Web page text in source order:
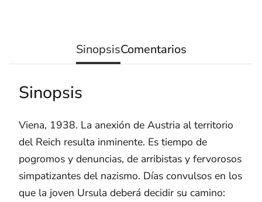
SinopsisComentarios
Sinopsis
Viena, 1938. La anexión de Austria al territorio
del Reich resulta inminente. Es tiempo de
pogromos y denuncias, de arribistas y fervorosos
simpatizantes del nazismo. Días convulsos en los
que la joven Ursula deberá decidir su camino: